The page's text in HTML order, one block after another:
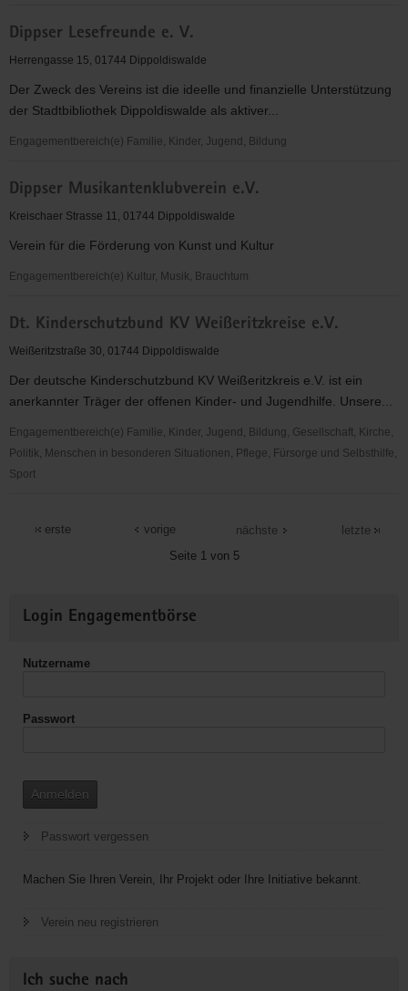
Faschingsverein
e.
Dippser Lesefreunde e. V.
Herrengasse 15, 01744 Dippoldiswalde
Der Zweck des Vereins ist die ideelle und finanzielle Unterstützung
der Stadtbibliothek Dippoldiswalde als aktiver...
Engagementbereich(e) Familie, Kinder, Jugend, Bildung
Lesefreunde
e.
Dippser Musikantenklubverein e.V.
Kreischaer Strasse 11, 01744 Dippoldiswalde
Verein für die Förderung von Kunst und Kultur
Engagementbereich(e) Kultur, Musik, Brauchtum
Musikantenklubverein
e.V.
Dt. Kinderschutzbund KV Weißeritzkreise e.V.
Weißeritzstraße 30, 01744 Dippoldiswalde
Der deutsche Kinderschutzbund KV Weißeritzkreis e.V. ist ein
anerkannter Träger der offenen Kinder- und Jugendhilfe. Unsere...
Engagementbereich(e) Familie, Kinder, Jugend, Bildung, Gesellschaft, Kirche,
Politik, Menschen in besonderen Situationen, Pflege, Fürsorge und Selbsthilfe,
Sport
Kinderschutzbund
erste
vorige
Seite 1 von 5
nächste letzte
Informationen
Login Engagementbörse
Nutzername
Passwort
Anmelden
Passwort vergessen
Machen Sie Ihren Verein, Ihr Projekt oder Ihre Initiative bekannt.
Verein neu registrieren
Ich suche nach